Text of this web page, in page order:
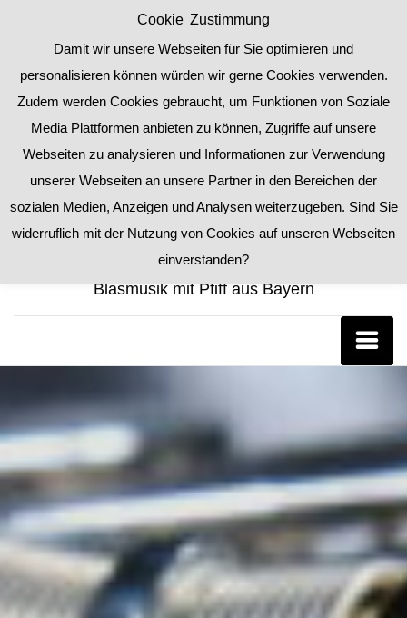
Blaskapelle Petersbuch
Blasmusik mit Pfiff aus Bayern
Privacy & Cookies Policy